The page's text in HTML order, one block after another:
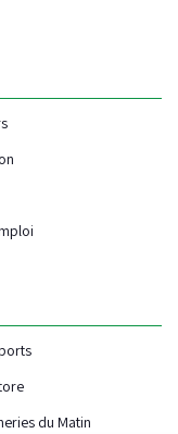
du Matin